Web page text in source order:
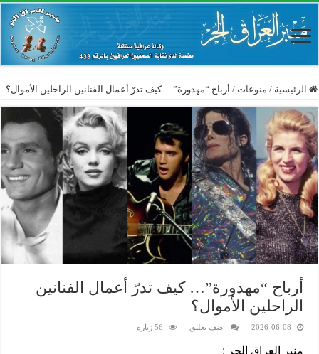
الرئيسية / منوعات / أرباح “مهدورة”… كيف تدرّ أعمال الفنانين الراحلين الأموال؟
أرباح “مهدورة”… كيف تدرّ أعمال الفنانين
الراحلين الأموال؟
2026-06-08 اضف تعليق 56 زيارة
منبر العراق الحر :